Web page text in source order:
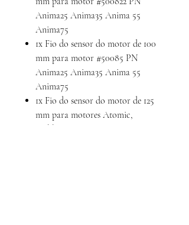
Anima25 Anima35 Anima 55
Anima75
1x Fio do sensor do motor de 100
mm para motor #50085 PN
Anima25 Anima35 Anima 55
Anima75
1x Fio do sensor do motor de 125
mm para motores Atomic,